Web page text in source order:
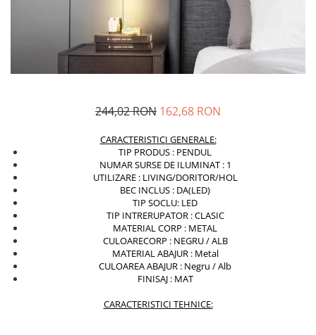
Proiectoare led
Aplice exterior
Proiectoare led hale
Lampi led
Semne luminoase
Accesorii iluminat
In functie de destinatie
Iluminat living
244,02 RON 162,68 RON
CARACTERISTICI GENERALE:
TIP PRODUS : PENDUL
NUMAR SURSE DE ILUMINAT : 1
UTILIZARE : LIVING/DORITOR/HOL
BEC INCLUS : DA(LED)
TIP SOCLU: LED
TIP INTRERUPATOR : CLASIC
MATERIAL CORP : METAL
CULOARECORP : NEGRU / ALB
MATERIAL ABAJUR : Metal
CULOAREA ABAJUR : Negru / Alb
FINISAJ : MAT
CARACTERISTICI TEHNICE: